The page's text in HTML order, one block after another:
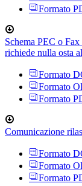
Formato
Schema PEC o
richiede nulla osta
Formato
Formato
Formato
Comunicazione
Formato
Formato
Formato